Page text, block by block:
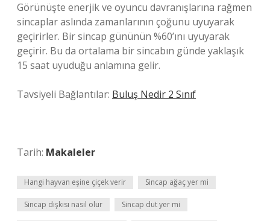
Görünüşte enerjik ve oyuncu davranışlarına rağmen
sincaplar aslında zamanlarının çoğunu uyuyarak
geçirirler. Bir sincap gününün %60’ını uyuyarak
geçirir. Bu da ortalama bir sincabın günde yaklaşık
15 saat uyuduğu anlamına gelir.
Tavsiyeli Bağlantılar: Buluş Nedir 2 Sınıf
Tarih: Makaleler
Hangi hayvan eşine çiçek verir Sincap ağaç yer mi
Sincap dışkısı nasıl olur Sincap dut yer mi